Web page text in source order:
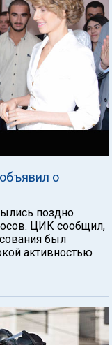
о
поздно
ЦИК сообщил,
был
активностью